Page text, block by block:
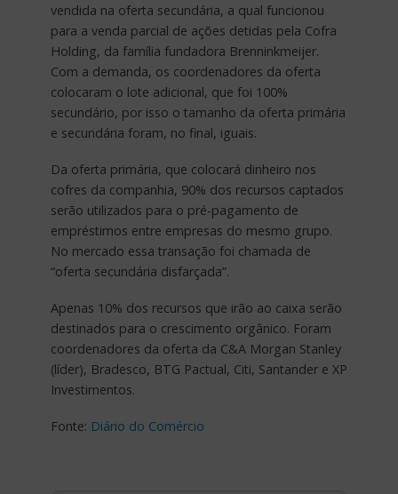
vendida na oferta secundária, a qual funcionou
para a venda parcial de ações detidas pela Cofra
Holding, da família fundadora Brenninkmeijer.
Com a demanda, os coordenadores da oferta
colocaram o lote adicional, que foi 100%
secundário, por isso o tamanho da oferta primária
e secundária foram, no final, iguais.
Da oferta primária, que colocará dinheiro nos
cofres da companhia, 90% dos recursos captados
serão utilizados para o pré-pagamento de
empréstimos entre empresas do mesmo grupo.
No mercado essa transação foi chamada de
“oferta secundária disfarçada”.
Apenas 10% dos recursos que irão ao caixa serão
destinados para o crescimento orgânico. Foram
coordenadores da oferta da C&A Morgan Stanley
(líder), Bradesco, BTG Pactual, Citi, Santander e XP
Investimentos.
Fonte: Diário do Comércio